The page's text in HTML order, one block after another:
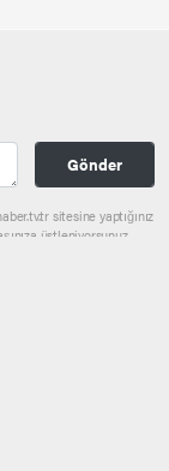
Gönder
sitesine yaptığınız
üstleniyorsunuz.